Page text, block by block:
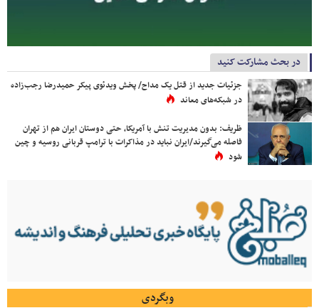
در بحث مشارکت کنید
جزئیات جدید از قتل یک مداح/ پخش ویدئوی پیکر حمیدرضا رجب‌زاده
در شبکه‌های معاند
ظریف: بدون مدیریت تنش با آمریکا، حتی دوستان ایران هم از تهران
فاصله می‌گیرند/ایران نباید در مذاکرات با ترامپ قربانی روسیه و چین
شود
وبگردی